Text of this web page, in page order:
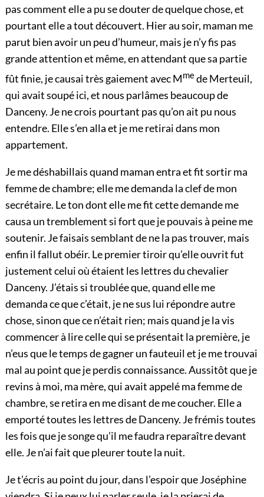
pas comment elle a pu se douter de quelque chose, et
pourtant elle a tout découvert. Hier au soir, maman me
parut bien avoir un peu d’humeur, mais je n’y fis pas
grande attention et même, en attendant que sa partie
fût finie, je causai très gaiement avecMmede Merteuil,
qui avait soupé ici, et nous parlâmes beaucoup de
Danceny. Je ne crois pourtant pas qu’on ait pu nous
entendre. Elle s’en alla et je me retirai dans mon
appartement.
Je me déshabillais quand maman entra et fit sortir ma
femme de chambre; elle me demanda la clef de mon
secrétaire. Le ton dont elle me fit cette demande me
causa un tremblement si fort que je pouvais à peine me
soutenir. Je faisais semblant de ne la pas trouver, mais
enfin il fallut obéir. Le premier tiroir qu’elle ouvrit fut
justement celui où étaient les lettres du chevalier
Danceny. J’étais si troublée que, quand elle me
demanda ce que c’était, je ne sus lui répondre autre
chose, sinon que ce n’était rien; mais quand je la vis
commencer à lire celle qui se présentait la première, je
n’eus que le temps de gagner un fauteuil et je me trouvai
mal au point que je perdis connaissance. Aussitôt que je
revins à moi, ma mère, qui avait appelé ma femme de
chambre, se retira en me disant de me coucher. Elle a
emporté toutes les lettres de Danceny. Je frémis toutes
les fois que je songe qu’il me faudra reparaître devant
elle. Je n’ai fait que pleurer toute la nuit.
Je t’écris au point du jour, dans l’espoir que Joséphine